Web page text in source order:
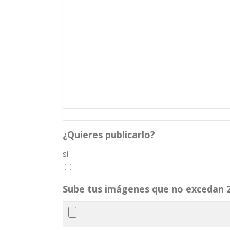
¿Quieres publicarlo?
sí
Sube tus imágenes que no excedan